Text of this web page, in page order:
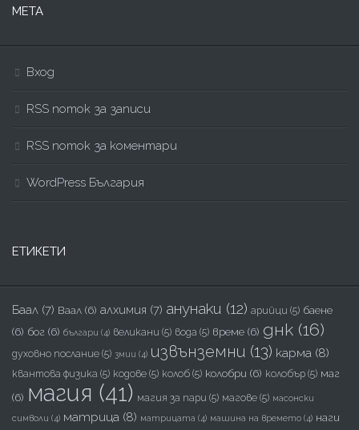
МЕТА
Вход
RSS поток за записи
RSS поток за коментари
WordPress България
ЕТИКЕТИ
Баал (7) Ваал (6) алхимия (7) анунаки (12) арийци (5) баене
(6) бог (6) българи (4) великани (5) вода (5) време (6) днк (16)
духовно послание (5) змии (4) извънземни (13) карма (8)
квантова физика (5) кодове (5) колоб (5) колобри (6) колобър (5) маг
(6) магия (41) магия за пари (5) магове (5) масонски
символи (4) матрица (8) матрицата (4) машина на времето (4) наги